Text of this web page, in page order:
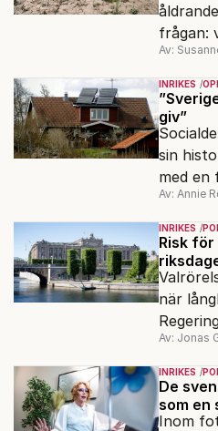
frågan:
ansvar
Av:
INRIKES
giv”
sin
med en
Sverige
jämlikt
Av: Annie
INRIKES
Risk
när
före
ser sin
Av: Jonas
INRIKES
De
som en
Inom